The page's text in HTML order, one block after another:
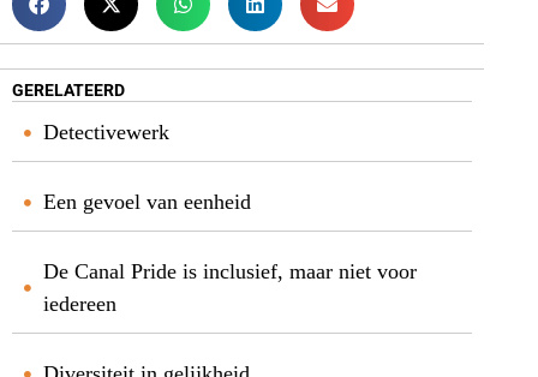
GERELATEERD
Detectivewerk
Een gevoel van eenheid
De Canal Pride is inclusief, maar niet voor
iedereen